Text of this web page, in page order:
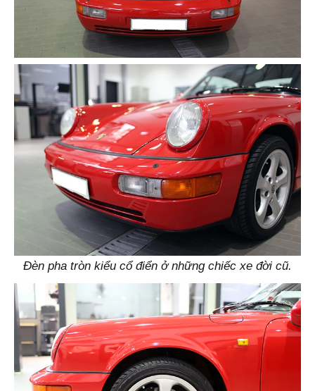
Đèn pha tròn kiểu cổ điển ở những chiếc xe đời cũ.